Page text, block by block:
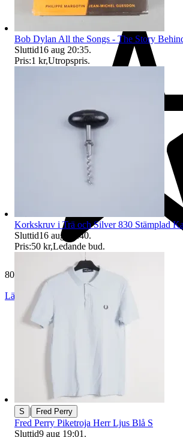
80 674 omdömen
Läs omdömen
Bob Dylan All the Songs - The Story
Sluttid16 aug 20:35.
Pris:1 kr,Utropspris.
Korkskruv i Trä och Silver 830 Stämplad
Sluttid16 aug 19:40.
Pris:50 kr,Ledande bud.
S | Fred Perry
Fred Perry Piketroja Herr Ljus Blå S
Sluttid9 aug 19:01 .